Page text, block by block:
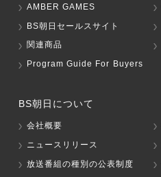
AMBER GAMES
BS朝日セールスサイト
関連商品
Program Guide For Buyers
BS朝日について
会社概要
ニュースリリース
放送番組の種別の公表制度